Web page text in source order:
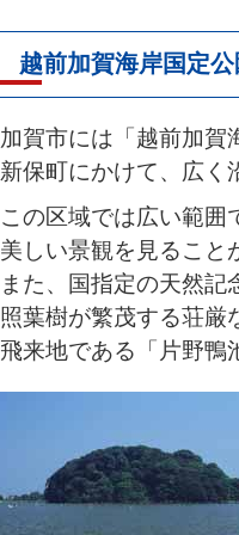
越前加賀海岸国定公
加賀市には「越前加賀
新保町にかけて、広く
この区域では広い範囲
美しい景観を見ること
また、国指定の天然
照葉樹が繁茂する荘厳
飛来地である「片野鴨